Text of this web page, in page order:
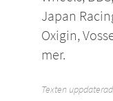
Japan
Oxigin,
mer.
Texten